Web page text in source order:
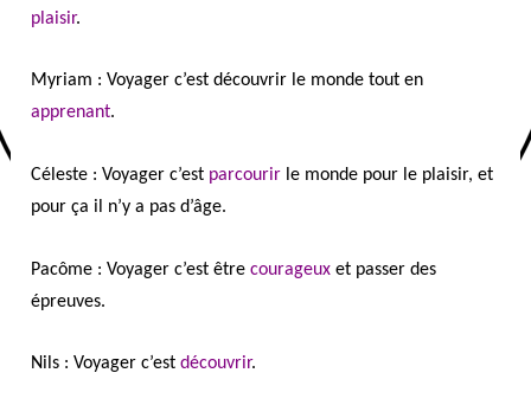
plaisir.
Myriam : Voyager c’est découvrir le monde tout en
apprenant.
Céleste : Voyager c’est parcourir le monde pour le plaisir, et
pour ça il n’y a pas d’âge.
Pacôme : Voyager c’est êtrecourageux et passer des
épreuves.
Nils : Voyager c’estdécouvrir.